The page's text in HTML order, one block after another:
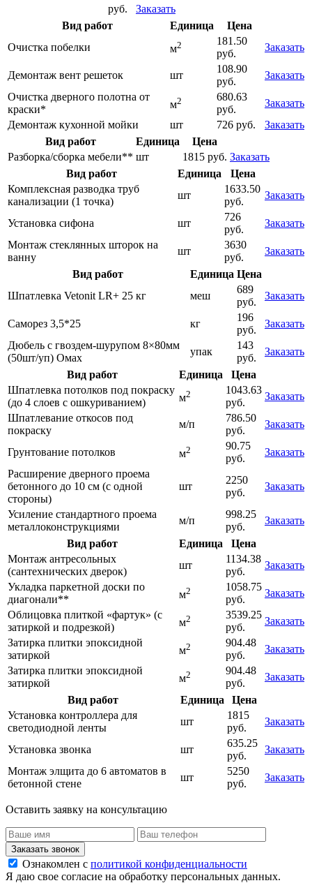
руб.
Заказать
Вид работ
Единица
Цена
Очистка побелки
м2
181.50
руб.
Заказать
Демонтаж вент решеток шт
108.90
руб.
Заказать
Очистка дверного полотна от
краски*
м2
680.63
руб.
Заказать
Демонтаж кухонной мойки
шт 726 руб.
Заказать
Вид работ
Единица
Цена
Разборка/сборка мебели** шт 1815 руб. Заказать
Вид работ
Единица
Цена
Комплексная разводка труб
канализации (1 точка)
шт
1633.50
руб.
Заказать
Установка сифона шт
726
руб.
Заказать
Монтаж стеклянных шторок на
ванну
шт
3630
руб.
Заказать
Вид работ
Единица Цена
Шпатлевка Vetonit LR+ 25 кг
меш
689
руб.
Заказать
Саморез 3,5*25 кг
196
руб.
Заказать
Дюбель с гвоздем-шурупом 8×80мм
(50шт/уп) Омах
упак
143
руб.
Заказать
Вид работ
Единица
Цена
Шпатлевка потолков под покраску
(до 4 слоев с ошкуриванием)
м2
1043.63
руб.
Заказать
Шпатлевание откосов под
покраску
м/п
786.50
руб.
Заказать
Грунтование потолков м2
90.75
руб.
Заказать
Расширение дверного проема
бетонного до 10 см (с одной
стороны)
шт
2250
руб.
Заказать
Усиление стандартного проема
металлоконструкциями
м/п
998.25
руб.
Заказать
Вид работ
Единица
Цена
Монтаж антресольных
(сантехнических дверок)
шт
1134.38
руб.
Заказать
Укладка паркетной доски по
диагонали**
м2
1058.75
руб.
Заказать
Облицовка плиткой «фартук» (с
затиркой и подрезкой)
м2
3539.25
руб.
Заказать
Затирка плитки эпоксидной
затиркой
м2
904.48
руб.
Заказать
Затирка плитки эпоксидной
затиркой
м2
904.48
руб.
Заказать
Вид работ
Единица
Цена
Установка контроллера для
светодиодной ленты
шт
1815
руб.
Заказать
Установка звонка шт
635.25
руб.
Заказать
Монтаж элщита до 6 автоматов в
бетонной стене
шт
5250
руб.
Заказать
Оставить заявку на консультацию
Заказать звонок
Ознакомлен с политикой конфиденциальности
Я даю свое согласие на обработку персональных данных.